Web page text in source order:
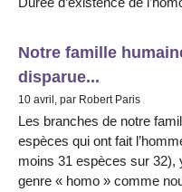
Notre famille
disparue...
10 avril, par Robert Paris
Les branches de notre
espèces qui ont fait
moins 31 espèces sur
genre « homo » comme